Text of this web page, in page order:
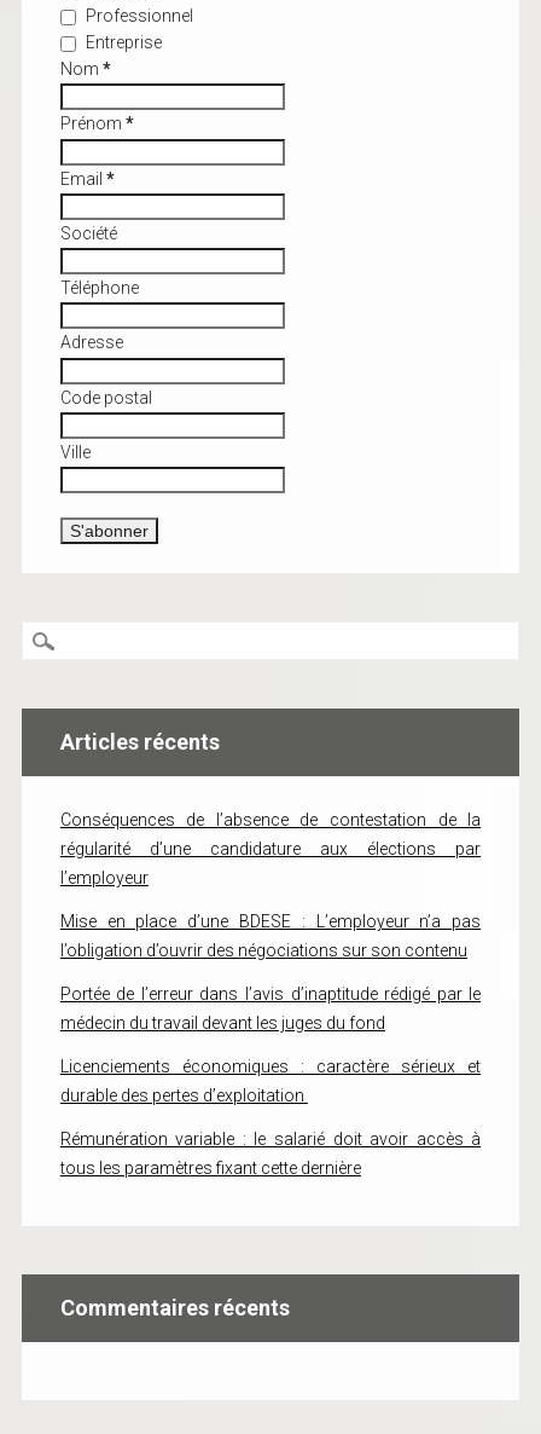
Professionnel
Entreprise
Nom *
Prénom *
Email *
Société
Téléphone
Adresse
Code postal
Ville
Articles récents
Conséquences de l’absence de contestation de la
régularité d’une candidature aux élections par
l’employeur
Mise en place d’une BDESE : L’employeur n’a pas
l’obligation d’ouvrir des négociations sur son contenu
Portée de l’erreur dans l’avis d’inaptitude rédigé par le
médecin du travail devant les juges du fond
Licenciements économiques : caractère sérieux et
durable des pertes d’exploitation
Rémunération variable : le salarié doit avoir accès à
tous les paramètres fixant cette dernière
Commentaires récents